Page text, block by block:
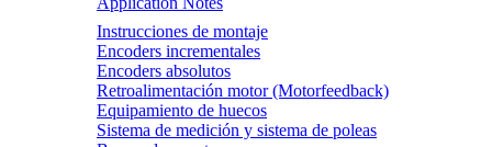
Instrucciones de montaje
Encoders incrementales
Encoders absolutos
Retroalimentación motor (Motorfeedback)
Equipamiento de huecos
Sistema de medición y sistema de poleas